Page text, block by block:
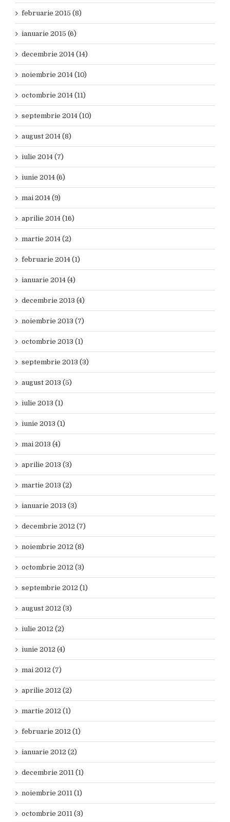
februarie 2015 (8)
ianuarie 2015 (6)
decembrie 2014 (14)
noiembrie 2014 (10)
octombrie 2014 (11)
septembrie 2014 (10)
august 2014 (8)
iulie 2014 (7)
iunie 2014 (6)
mai 2014 (9)
aprilie 2014 (16)
martie 2014 (2)
februarie 2014 (1)
ianuarie 2014 (4)
decembrie 2013 (4)
noiembrie 2013 (7)
octombrie 2013 (1)
septembrie 2013 (3)
august 2013 (5)
iulie 2013 (1)
iunie 2013 (1)
mai 2013 (4)
aprilie 2013 (3)
martie 2013 (2)
ianuarie 2013 (3)
decembrie 2012 (7)
noiembrie 2012 (8)
octombrie 2012 (3)
septembrie 2012 (1)
august 2012 (3)
iulie 2012 (2)
iunie 2012 (4)
mai 2012 (7)
aprilie 2012 (2)
martie 2012 (1)
februarie 2012 (1)
ianuarie 2012 (2)
decembrie 2011 (1)
noiembrie 2011 (1)
octombrie 2011 (3)